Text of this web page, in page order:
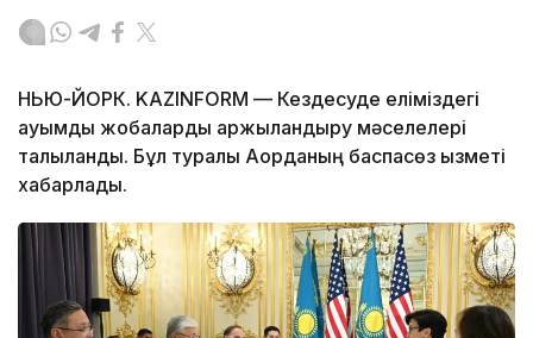
НЬЮ-ЙОРК. KAZINFORM — Кездесуде еліміздегі
ауқымды жобаларды қаржыландыру мәселелері
талқыланды. Бұл туралы Ақорданың баспасөз қызметі
хабарлады.